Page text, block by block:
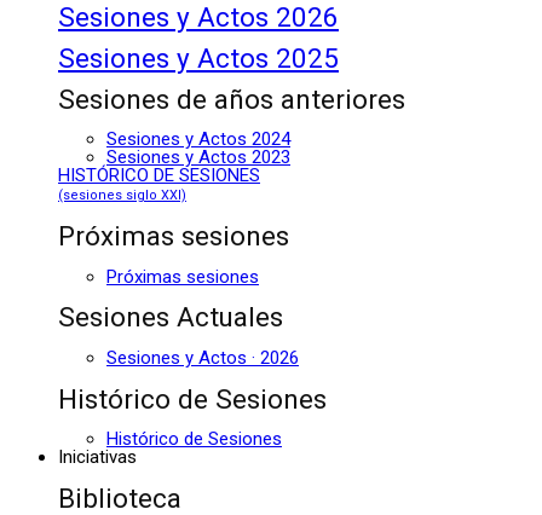
Sesiones y Actos 2026
Sesiones y Actos 2025
Sesiones de años anteriores
Sesiones y Actos 2024
Sesiones y Actos 2023
HISTÓRICO DE SESIONES
(sesiones siglo XXI)
Próximas sesiones
Próximas sesiones
Sesiones Actuales
Sesiones y Actos · 2026
Histórico de Sesiones
Histórico de Sesiones
Iniciativas
Biblioteca